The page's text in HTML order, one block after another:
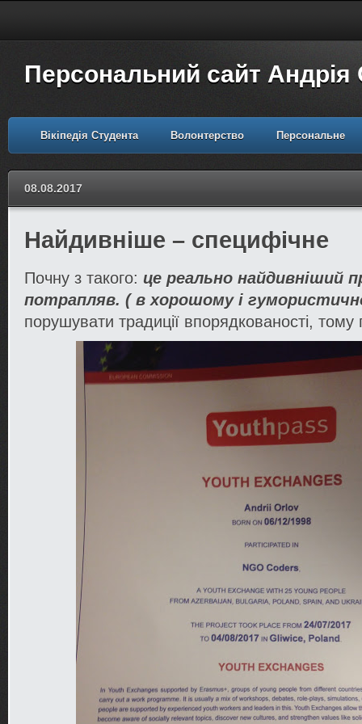
Персональний сайт Андрія
Вікіпедія Студента Волонтерство Персональне
08.08.2017
Найдивніше – специфічне
Почну з такого: це реально найдивніший
потрапляв. ( в хорошому і
порушувати традиції впорядкованості, тому